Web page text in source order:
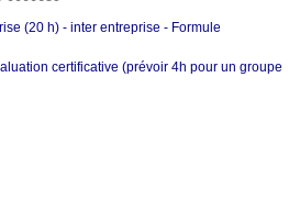
(20 h) - inter entreprise - Formule
certificative (prévoir 4h pour un groupe